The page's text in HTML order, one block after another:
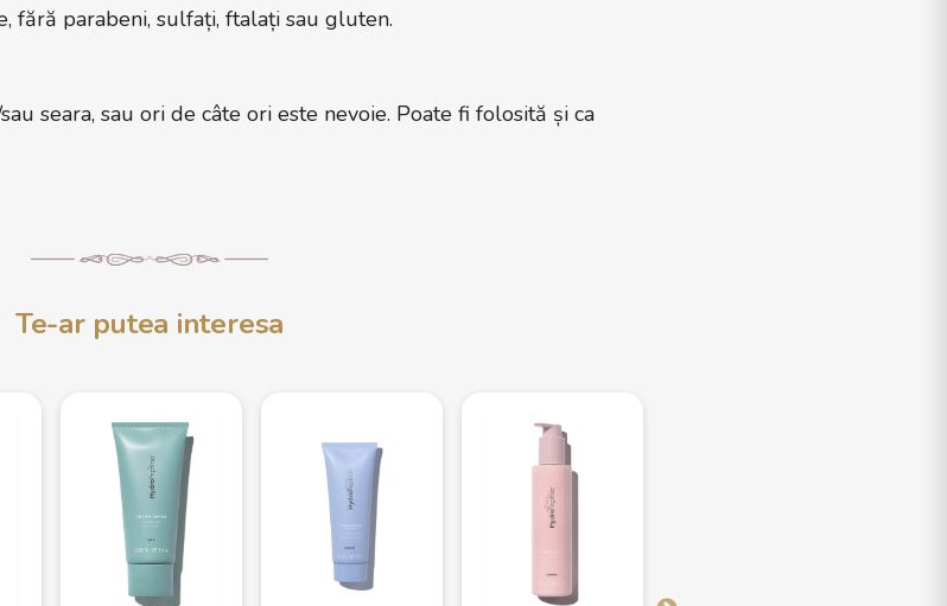
fără parabeni, sulfați, ftalați sau gluten.
seara, sau ori de câte ori este nevoie. Poate fi folosită și ca
Te-ar putea interesa